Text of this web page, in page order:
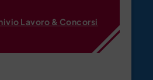
Lavoro & Concorsi